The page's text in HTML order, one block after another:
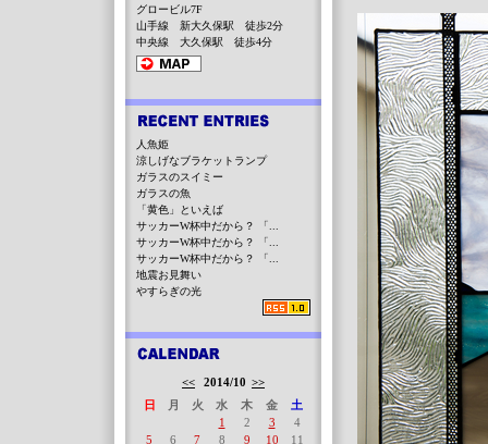
グロービル7F
山手線 新大久保駅 徒歩2分
中央線 大久保駅 徒歩4分
人魚姫
涼しげなブラケットランプ
ガラスのスイミー
ガラスの魚
「黄色」といえば
サッカーW杯中だから？ 「...
サッカーW杯中だから？ 「...
サッカーW杯中だから？ 「...
地震お見舞い
やすらぎの光
<< 2014/10 >>
日
月 火 水 木 金
土
1
2 3
4
5
6 7 8 9 10
11